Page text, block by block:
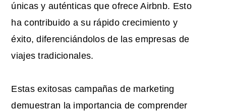
únicas y auténticas que ofrece Airbnb. Esto
ha contribuido a su rápido crecimiento y
éxito, diferenciándolos de las empresas de
viajes tradicionales.
Estas exitosas campañas de marketing
demuestran la importancia de comprender